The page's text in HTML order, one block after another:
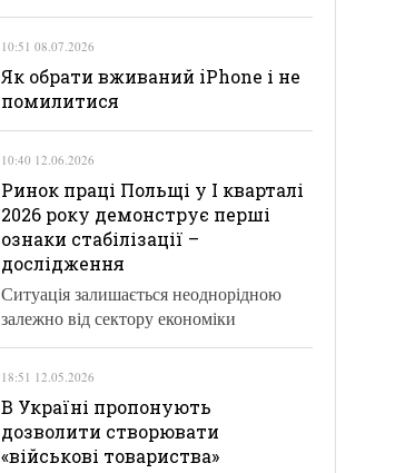
10:51 08.07.2026
Як обрати вживаний iPhone і не
помилитися
10:40 12.06.2026
Ринок праці Польщі у І кварталі
2026 року демонструє перші
ознаки стабілізації –
дослідження
Ситуація залишається неоднорідною
залежно від сектору економіки
18:51 12.05.2026
В Україні пропонують
дозволити створювати
«військові товариства»